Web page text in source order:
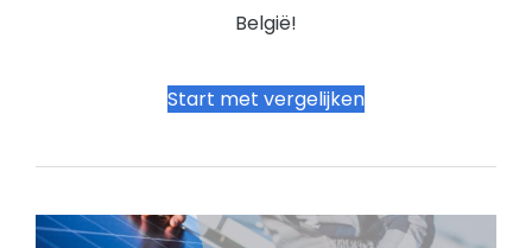
België!
Start met vergelijken